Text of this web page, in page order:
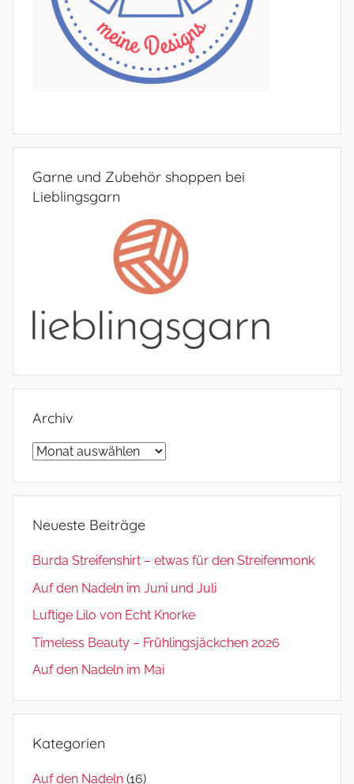
Garne und Zubehör shoppen bei
Lieblingsgarn
Archiv
Archiv
Neueste Beiträge
Burda Streifenshirt – etwas für den Streifenmonk
Auf den Nadeln im Juni und Juli
Luftige Lilo von Echt Knorke
Timeless Beauty – Frühlingsjäckchen 2026
Auf den Nadeln im Mai
Kategorien
Auf den Nadeln (16)